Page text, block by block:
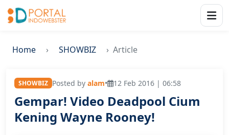
Home SHOWBIZ Article
SHOWBIZ Posted by alam• 12 Feb 2016 | 06:58
Gempar! Video Deadpool Cium
Kening Wayne Rooney!